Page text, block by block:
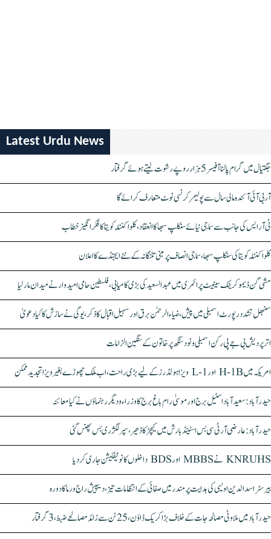
Latest Urdu News
جگتیال میں گرام پالنا آفیسر 5 ہزار روپے رشوت لیتے ہوئے گرفتار
آر بی آئی آئندہ مالی سال سے پولیمر کرنسی نوٹ متعارف کرائے گا
ٹی آر ایس کی جانب سے سماجی نیائے سنکلپ سبھا کا انعقاد، کلواکنٹلہ کویتا کا فکر انگیز خطاب
کلواکنٹلہ کویتا کی سنکلپ سبھا، سماجی انصاف پر مبنی تلنگانہ کے نئے ایجنڈے کا اعلان
مشی گن ڈیموکریٹک سینیٹ پرائمری میں عبدالسعید کی بڑی کامیابی، فلسطین حامی امیدوار نے میدان مار لیا
سنبھل تشدد رپورٹ اسمبلی میں پیش، ضیاء الرحمٰن برق اور سہیل اقبال کا ذکر، یوگی نے سازش کا کیا دعویٰ
اتر پردیش بی جے پی رکن اسمبلی ونود سنگھ پر خاتون کے سنگین الزامات
امریکہ میں H-1B اور L-1 ویزا ہولڈرز کے لیے بڑی راحت، اب ملک چھوڑے بغیر ویزا تجدید ممکن
حیدرآباد: سعیدآباد اسٹیل برج اور موسیٰ رام باغ برج کا وزراء و دیگر رہنماؤں نے کیا معائنہ
حیدرآباد: عارضی آر ٹی سی بس اسٹینڈ بارش میں کیچڑ کا ڈھیر، سپر لگژری بس پھنس گئی
KNRUHS نے MBBS اور BDS داخلوں کا نوٹیفکیشن جاری کر دیا
بیرسٹر اسدالدین اویسی کی ہدایت پر مندر میں صفائی کے انتظامات تیز، دیپیش راج ورما کا دورہ
حیدرآباد میں ملاوٹی مصالحہ جات کے خلاف بڑا کریک ڈاؤن، 25 ٹن سے زائد مصالحے ضبط، 3 گرفتار